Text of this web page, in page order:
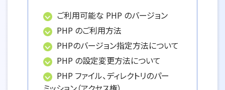
ご利用可能な PHP のバージョン
PHP のご利用方法
PHPのバージョン指定方法について
PHP の設定変更方法について
PHP ファイル、ディレクトリのパー